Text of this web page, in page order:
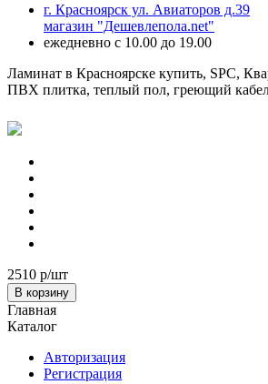
г. Красноярск ул. Авиаторов д.39
магазин "Дешевлепола.net"
ежедневно с 10.00 до 19.00
Ламинат в Красноярске купить, SPC,
ПВХ плитка, теплый пол, греющий
В корзину
Главная
Каталог
Регистрация